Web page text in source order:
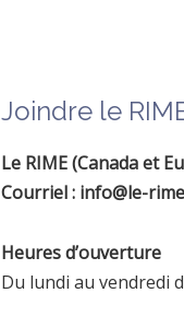
Joindre le
Le RIME (Canada et
Courriel : info@le-
Heures d’ouverture
Du lundi au vendredi